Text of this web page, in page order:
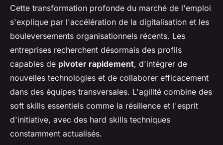
Cette transformation profonde du marché de l'emploi
s'explique par l'accélération de la digitalisation et les
bouleversements organisationnels récents. Les
entreprises recherchent désormais des profils
capables de pivoter rapidement, d'intégrer de
nouvelles technologies et de collaborer efficacement
dans des équipes transversales. L'agilité combine des
soft skills essentiels comme la résilience et l'esprit
d'initiative, avec des hard skills techniques
constamment actualisés.